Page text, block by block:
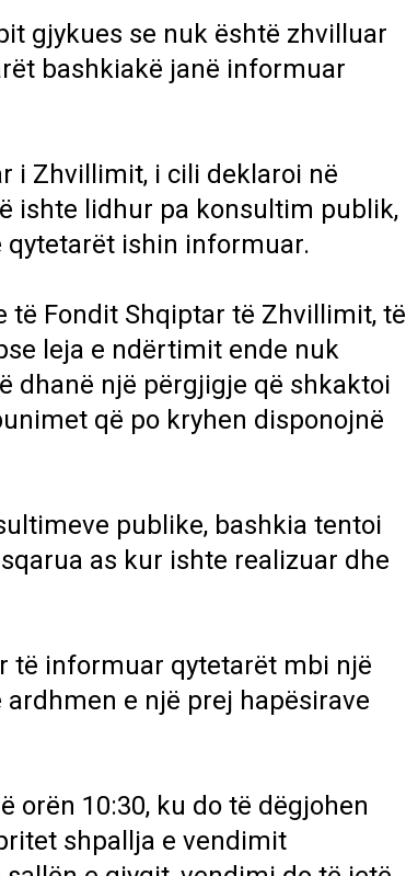
gjykues se nuk është zhvilluar
bashkiakë janë informuar
i Zhvillimit, i cili deklaroi në
ishte lidhur pa konsultim publik,
qytetarët ishin informuar.
të Fondit Shqiptar të Zhvillimit, të
leja e ndërtimit ende nuk
dhanë një përgjigje që shkaktoi
që po kryhen disponojnë
publike, bashkia tentoi
as kur ishte realizuar dhe
të informuar qytetarët mbi një
e një prej hapësirave
orën 10:30, ku do të dëgjohen
shpallja e vendimit